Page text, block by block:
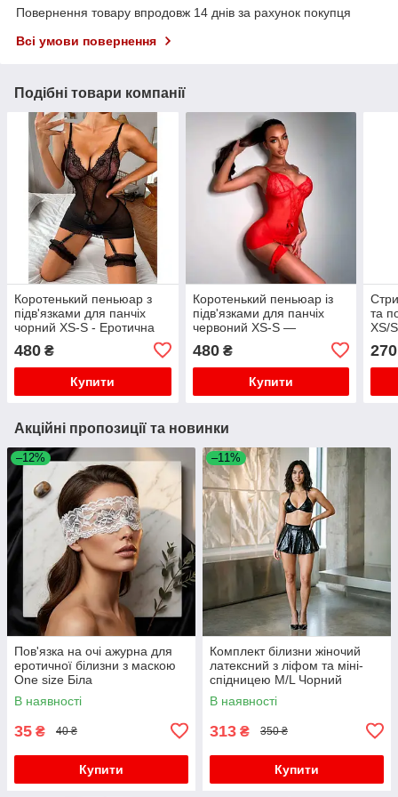
Повернення товару впродовж 14 днів за рахунок покупця
Всі умови повернення
Подібні товари компанії
Коротенький пеньюар з
підв'язками для панчіх
чорний XS-S - Еротична
480 ₴
Купити
Коротенький пеньюар із
підв'язками для панчіх
червоний XS-S —
480₴
Купити
та
XS/
270
Акційні пропозиції та новинки
–12%
Пов'язка на очі ажурна для
еротичної білизни з маскою
One size Біла
В наявності
35 ₴ 40 ₴
Купити
–11%
Комплект білизни жіночий
латексний з ліфом та міні-
спідницею M/L Чорний
В наявності
313 ₴ 350 ₴
Купити